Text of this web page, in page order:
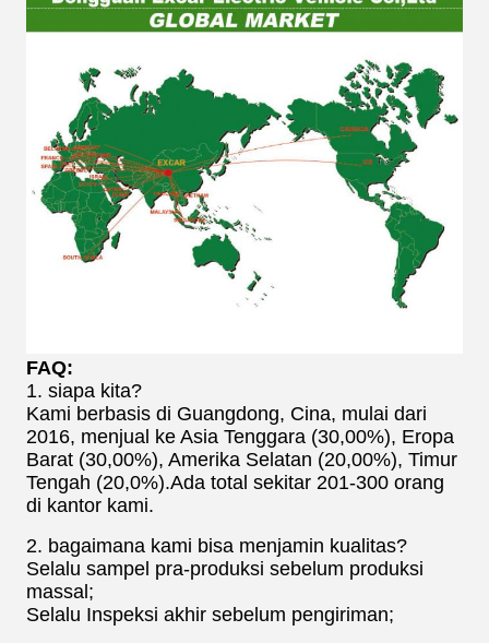
FAQ:
1. siapa kita?
Kami berbasis di Guangdong, Cina, mulai dari
2016, menjual ke Asia Tenggara (30,00%), Eropa
Barat (30,00%), Amerika Selatan (20,00%), Timur
Tengah (20,0%).Ada total sekitar 201-300 orang
di kantor kami.
2. bagaimana kami bisa menjamin kualitas?
Selalu sampel pra-produksi sebelum produksi
massal;
Selalu Inspeksi akhir sebelum pengiriman;